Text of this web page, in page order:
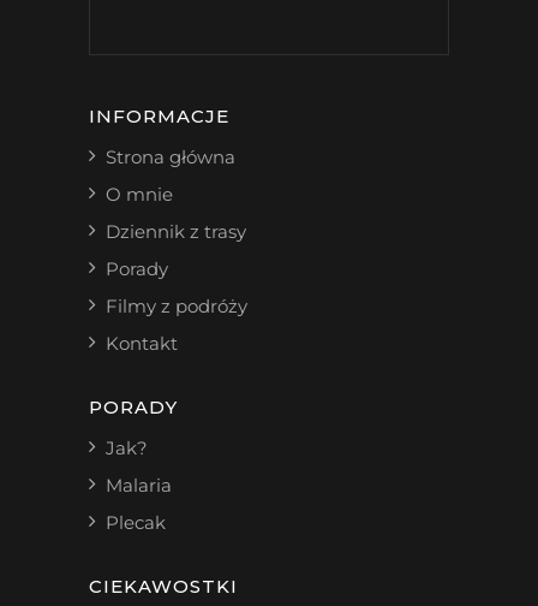
INFORMACJE
Strona główna
O mnie
Dziennik z trasy
Porady
Filmy z podróży
Kontakt
PORADY
Jak?
Malaria
Plecak
CIEKAWOSTKI